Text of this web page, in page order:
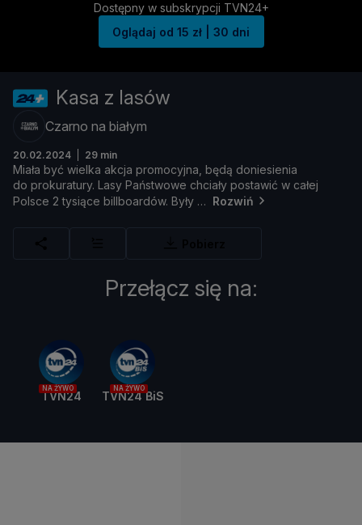
Dostępny w subskrypcji TVN24+
Oglądaj od 15 zł | 30 dni
Kasa z lasów
Czarno na białym
20.02.2024 29 min
Miała być wielka akcja promocyjna, będą doniesienia
do prokuratury. Lasy Państwowe chciały postawić w całej
Polsce 2tysiące billboardów. Były Rozwiń
Przełącz się na:
NA ŻYWO
TVN24
NA ŻYWO
TVN24 BiS